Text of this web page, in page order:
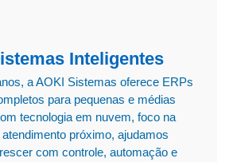
Inteligentes
a AOKI Sistemas oferece ERPs
para pequenas e médias
tecnologia em nuvem, foco na
próximo, ajudamos
com controle, automação e